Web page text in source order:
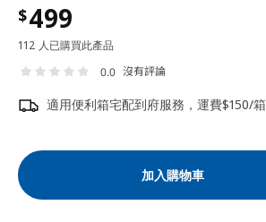
$499
112 人已購買此產品
0.0 沒有評論
適用便利箱宅配到府服務，運費$150/箱
加入購物車